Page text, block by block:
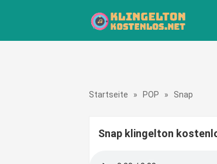
Startseite » POP » Snap
Snap klingelton